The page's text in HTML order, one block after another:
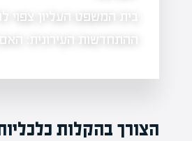
בית המשפט העליון צפוי
ההתחדשות העירונית: האם
הצורך בהקלות